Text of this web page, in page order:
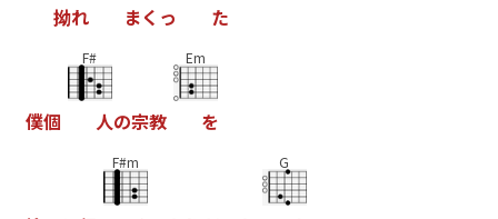
拗れ まく っ た
僕個
F#
人の宗教
Em
を
F#m G